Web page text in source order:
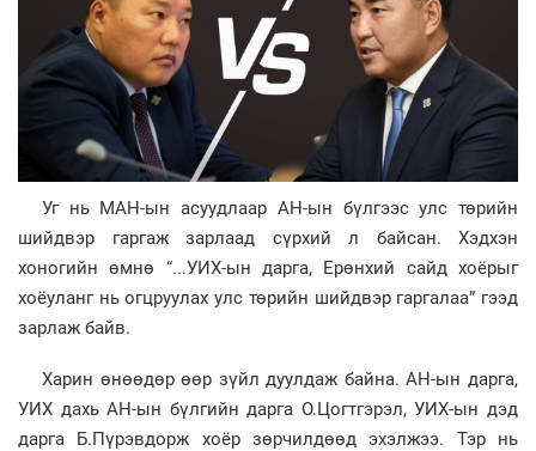
Уг нь МАН-ын асуудлаар АН-ын бүлгээс улс төрийн
шийдвэр гаргаж зарлаад сүрхий л байсан. Хэдхэн
хоногийн өмнө “...УИХ-ын дарга, Ерөнхий сайд хоёрыг
хоёуланг нь огцруулах улс төрийн шийдвэр гаргалаа” гээд
зарлаж байв.
Харин өнөөдөр өөр зүйл дуулдаж байна. АН-ын дарга,
УИХ дахь АН-ын бүлгийн дарга О.Цогтгэрэл, УИХ-ын дэд
дарга Б.Пүрэвдорж хоёр зөрчилдөөд эхэлжээ. Тэр нь